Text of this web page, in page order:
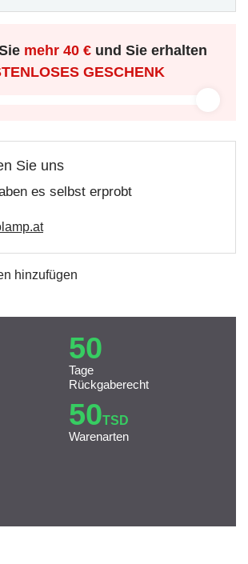
mehr40 €und Sie erhalten
GESCHENK
Sie uns
es selbst erprobt
hinzufügen
50
Tage
Rückgaberecht
50TSD
Warenarten